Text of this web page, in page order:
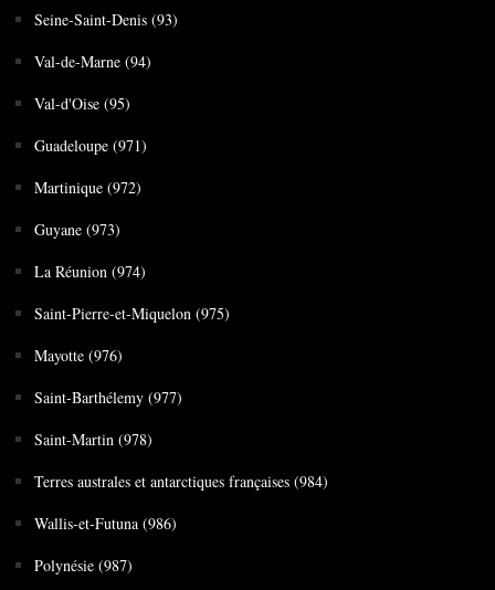
Seine-Saint-Denis (93)
Val-de-Marne (94)
Val-d'Oise (95)
Guadeloupe (971)
Martinique (972)
Guyane (973)
La Réunion (974)
Saint-Pierre-et-Miquelon (975)
Mayotte (976)
Saint-Barthélemy (977)
Saint-Martin (978)
Terres australes et antarctiques françaises (984)
Wallis-et-Futuna (986)
Polynésie (987)